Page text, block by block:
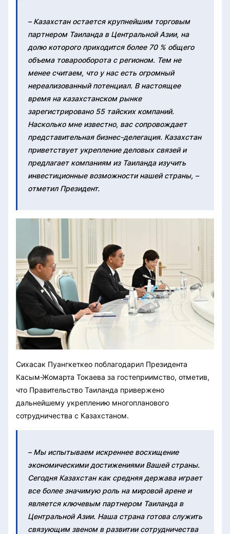
– Казахстан остается крупнейшим торговым
партнером Таиланда в Центральной Азии, на
долю которого приходится более 70 % общего
объема товарооборота с регионом. Тем не
менее считаем, что у нас есть огромный
нереализованный потенциал. В настоящее
время на казахстанском рынке
зарегистрировано 55 тайских компаний.
Насколько мне известно, вас сопровождает
представительная бизнес-делегация. Казахстан
приветствует укрепление деловых связей и
предлагает компаниям из Таиланда изучить
инвестиционные возможности нашей страны, –
отметил Президент.
Сихасак Пуангкеткео поблагодарил Президента
Касым-Жомарта Токаева за гостеприимство, отметив,
что Правительство Таиланда привержено
дальнейшему укреплению многопланового
сотрудничества с Казахстаном.
– Мы испытываем искреннее восхищение
экономическими достижениями Вашей страны.
Сегодня Казахстан как средняя держава играет
все более значимую роль на мировой арене и
является ключевым партнером Таиланда в
Центральной Азии. Наша страна готова служить
связующим звеном в развитии сотрудничества